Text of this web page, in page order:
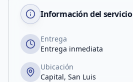
Información del servicio
Entrega
Entrega inmediata
Ubicación
Capital, San Luis